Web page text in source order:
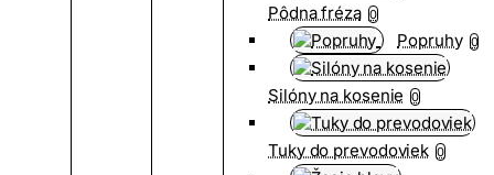
Pôdna fréza 0
Popruhy 0
Silóny na kosenie 0
Tuky do prevodoviek 0